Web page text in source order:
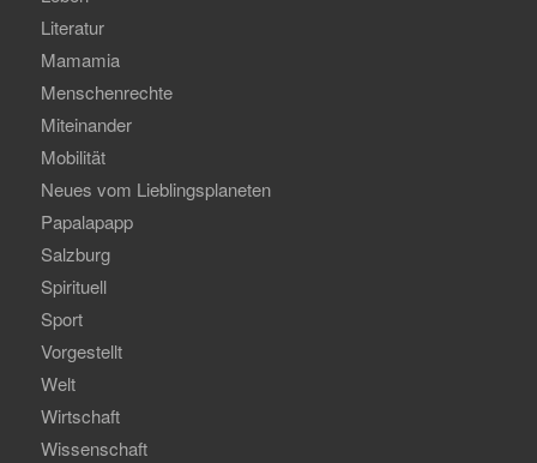
Literatur
Mamamia
Menschenrechte
Miteinander
Mobilität
Neues vom Lieblingsplaneten
Papalapapp
Salzburg
Spirituell
Sport
Vorgestellt
Welt
Wirtschaft
Wissenschaft